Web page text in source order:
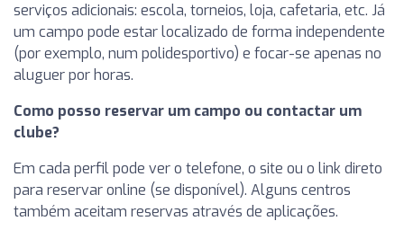
serviços adicionais: escola, torneios, loja, cafetaria, etc. Já
um campo pode estar localizado de forma independente
(por exemplo, num polidesportivo) e focar-se apenas no
aluguer por horas.
Como posso reservar um campo ou contactar um
clube?
Em cada perfil pode ver o telefone, o site ou o link direto
para reservar online (se disponível). Alguns centros
também aceitam reservas através de aplicações.